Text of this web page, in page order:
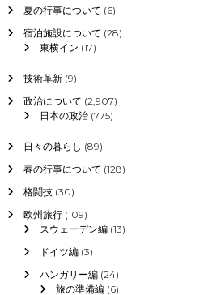
夏の行事について (6)
宿泊施設について (28)
東横イン (17)
技術革新(9)
政治について (2,907)
日本の政治(775)
日々の暮らし (89)
春の行事について (128)
格闘技(30)
欧州旅行(109)
スウェーデン編(13)
ドイツ編(3)
ハンガリー編(24)
旅の準備編(6)